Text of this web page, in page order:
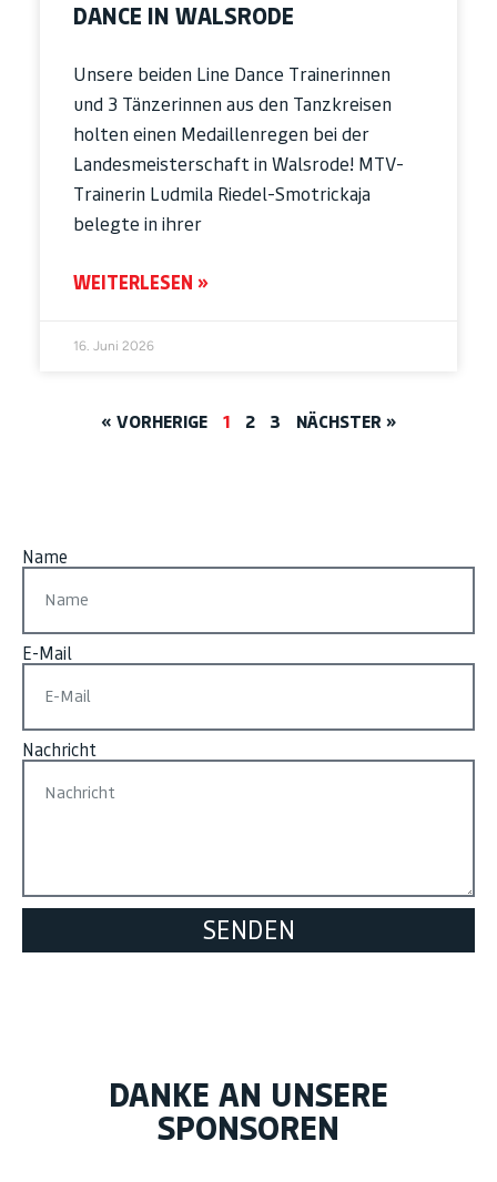
DANCE IN WALSRODE
Unsere beiden Line Dance Trainerinnen
und 3 Tänzerinnen aus den Tanzkreisen
holten einen Medaillenregen bei der
Landesmeisterschaft in Walsrode! MTV-
Trainerin Ludmila Riedel-Smotrickaja
belegte in ihrer
WEITERLESEN »
16. Juni 2026
« VORHERIGE 1 2 3 NÄCHSTER »
Name
E-Mail
Nachricht
SENDEN
DANKE AN UNSERE
SPONSOREN